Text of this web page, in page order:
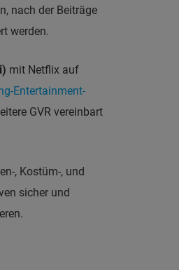
nach der Beiträge
werden.
mit Netflix auf
Entertainment-
GVR vereinbart
, Kostüm-, und
sicher und